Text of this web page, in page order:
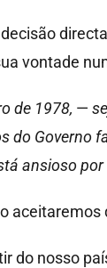
vontade
de 1978, —
Governo
ansioso
do nosso